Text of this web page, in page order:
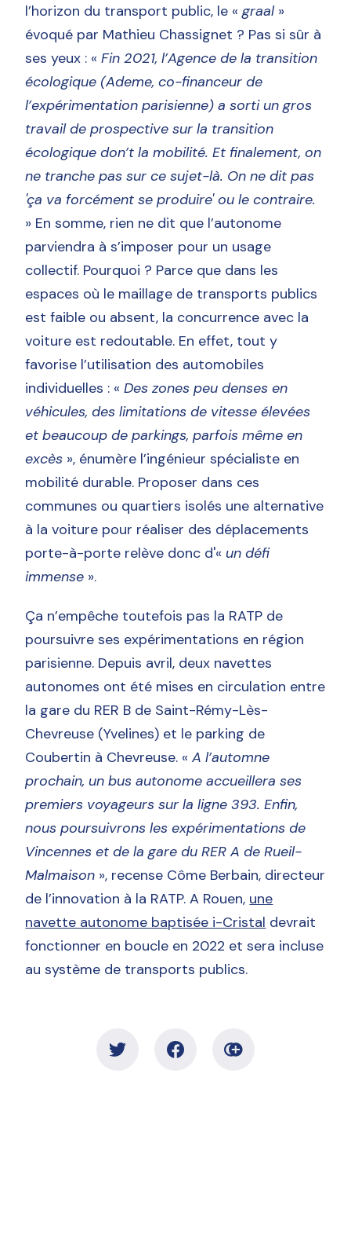
l’horizon du transport public, le «graal»
évoqué par Mathieu Chassignet ? Pas si sûr à
ses yeux : «Fin 2021, l’Agence de la transition
écologique (Ademe, co-financeur de
l’expérimentation parisienne) a sorti un gros
travail de prospective sur la transition
écologique don’t la mobilité. Et finalement, on
ne tranche pas sur ce sujet-là. On ne dit pas
'ça va forcément se produire' ou le contraire.
» En somme, rien ne dit que l’autonome
parviendra à s’imposer pour un usage
collectif. Pourquoi ? Parce que dans les
espaces où le maillage de transports publics
est faible ou absent, la concurrence avec la
voiture est redoutable. En effet, tout y
favorise l’utilisation des automobiles
individuelles : «Des zones peu denses en
véhicules, des limitations de vitesse élevées
et beaucoup de parkings, parfois même en
excès », énumère l’ingénieur spécialiste en
mobilité durable. Proposer dans ces
communes ou quartiers isolés une alternative
à la voiture pour réaliser des déplacements
porte-à-porte relève donc d'«un défi
immense ».
Ça n’empêche toutefois pas la RATP de
poursuivre ses expérimentations en région
parisienne. Depuis avril, deux navettes
autonomes ont été mises en circulation entre
la gare du RER B de Saint-Rémy-Lès-
Chevreuse (Yvelines) et le parking de
Coubertin à Chevreuse. «A l’automne
prochain, un bus autonome accueillera ses
premiers voyageurs sur la ligne 393. Enfin,
nous poursuivrons les expérimentations de
Vincennes et de la gare du RER A de Rueil-
Malmaison », recense Côme Berbain, directeur
de l’innovation à la RATP. A Rouen, une
navette autonome baptisée i-Cristal devrait
fonctionner en boucle en 2022 et sera incluse
au système de transports publics.